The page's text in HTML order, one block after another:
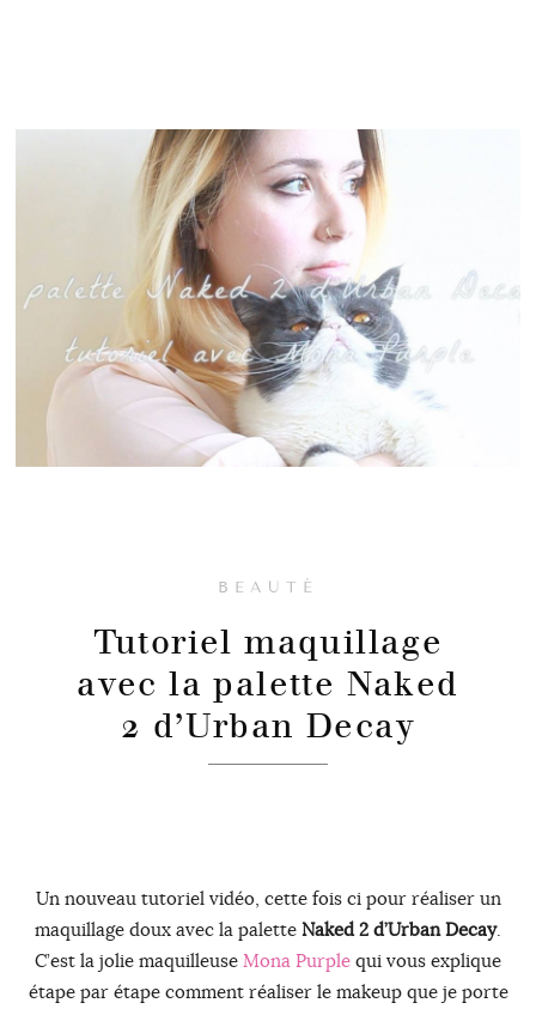
BEAUTÉ
Tutoriel maquillage
avec la palette Naked
2 d’Urban Decay
Un nouveau tutoriel vidéo, cette fois ci pour réaliser un
maquillage doux avec la palette Naked 2 d’Urban Decay.
C’est la jolie maquilleuse Mona Purple qui vous explique
étape par étape comment réaliser le makeup que je porte